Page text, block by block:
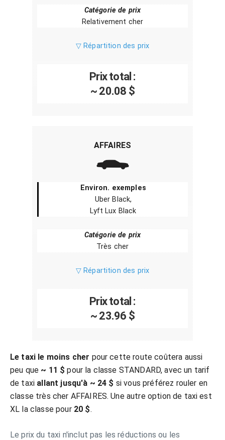
Catégorie de prix
Relativement cher
▽ Répartition des prix
Prix total :
~ 20.08 $
AFFAIRES
Environ. exemples
Uber Black,
Lyft Lux Black
Catégorie de prix
Très cher
▽ Répartition des prix
Prix total :
~ 23.96 $
Le taxi le moins cher pour cette route coûtera aussi
peu que ~ 11 $ pour la classe STANDARD, avec un tarif
de taxi allant jusqu'à ~ 24 $ si vous préférez rouler en
classe très cher AFFAIRES. Une autre option de taxi est
XL la classe pour 20 $.
Le prix du taxi n'inclut pas les réductions ou les